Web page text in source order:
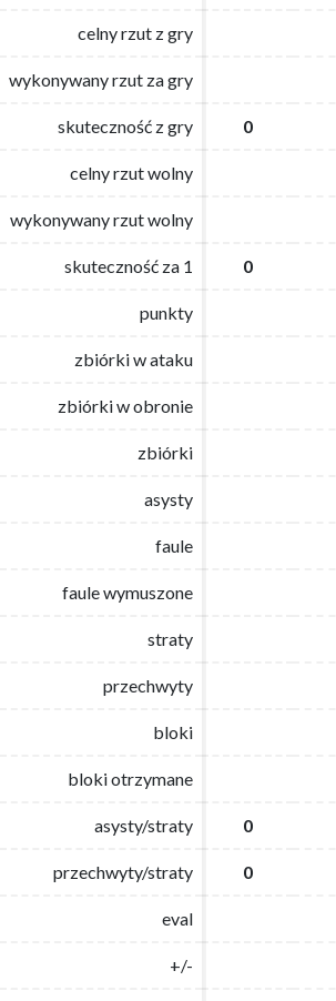
celny rzut z gry
wykonywany rzut za gry
skuteczność z gry 0
celny rzut wolny
wykonywany rzut wolny
skuteczność za 1 0
punkty
zbiórki w ataku
zbiórki w obronie
zbiórki
asysty
faule
faule wymuszone
straty
przechwyty
bloki
bloki otrzymane
asysty/straty 0
przechwyty/straty 0
eval
+/-
celny rzut z gry
wykonywany rzut za gry
skuteczność z gry 0
celny rzut wolny
wykonywany rzut wolny
skuteczność za 1 0
punkty
zbiórki w ataku
zbiórki w obronie
zbiórki
asysty
faule
faule wymuszone
straty
przechwyty
bloki
bloki otrzymane
asysty/straty 0
przechwyty/straty 0
eval
+/-